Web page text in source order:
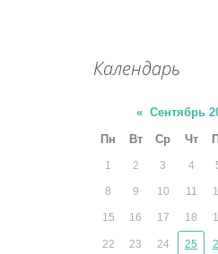
Календарь
« Сентябрь
Пн
Вт Ср Чт
1 2 3 4
8 9 10 11
15 16 17 18
22 23 24 25